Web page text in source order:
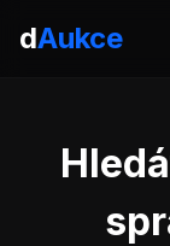
dAukce